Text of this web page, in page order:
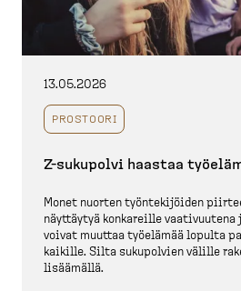
13.05.2026
PROSTOORI
Z-​sukupolvi haastaa
Monet nuorten työnte­ki­jöiden
näyttäytyä konkareille vaativuutena
voivat muuttaa työelämää lopulta
kaikille. Silta sukupolvien välille
lisäämällä.